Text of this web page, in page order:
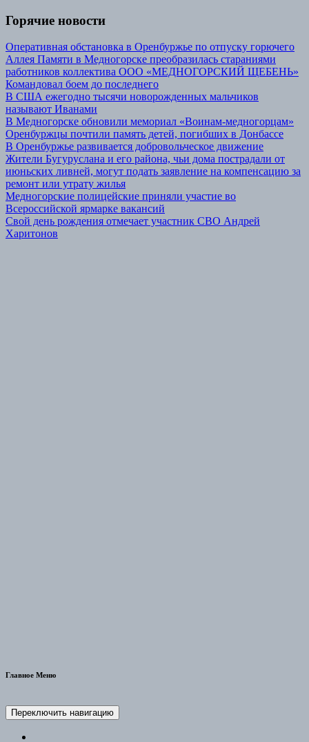
Горячие новости
Оперативная обстановка в Оренбуржье по отпуску горючего
Аллея Памяти в Медногорске преобразилась стараниями
работников коллектива ООО «МЕДНОГОРСКИЙ ЩЕБЕНЬ»
Командовал боем до последнего
В США ежегодно тысячи новорожденных мальчиков
называют Иванами
В Медногорске обновили мемориал «Воинам-медногорцам»
Оренбуржцы почтили память детей, погибших в Донбассе
В Оренбуржье развивается добровольческое движение
Жители Бугуруслана и его района, чьи дома пострадали от
июньских ливней, могут подать заявление на компенсацию за
ремонт или утрату жилья
Медногорские полицейские приняли участие во
Всероссийской ярмарке вакансий
Свой день рождения отмечает участник СВО Андрей
Харитонов
Главное Меню
Переключить навигацию